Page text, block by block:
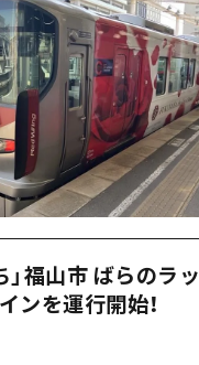
」福山市 ばらのラッ
ンを運行開始！